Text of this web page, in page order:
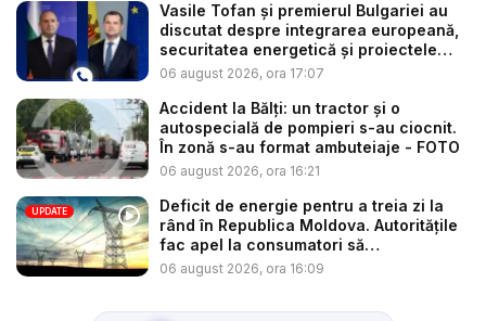
Vasile Tofan și premierul Bulgariei au
discutat despre integrarea europeană,
securitatea energetică și proiectele
co...
06 august 2026, ora 17:07
Accident la Bălți: un tractor și o
autospecială de pompieri s-au ciocnit.
În zonă s-au format ambuteiaje - FOTO
06 august 2026, ora 16:21
UPDATE
Deficit de energie pentru a treia zi la
rând în Republica Moldova. Autoritățile
fac apel la consumatori să
economisea...
06 august 2026, ora 16:09